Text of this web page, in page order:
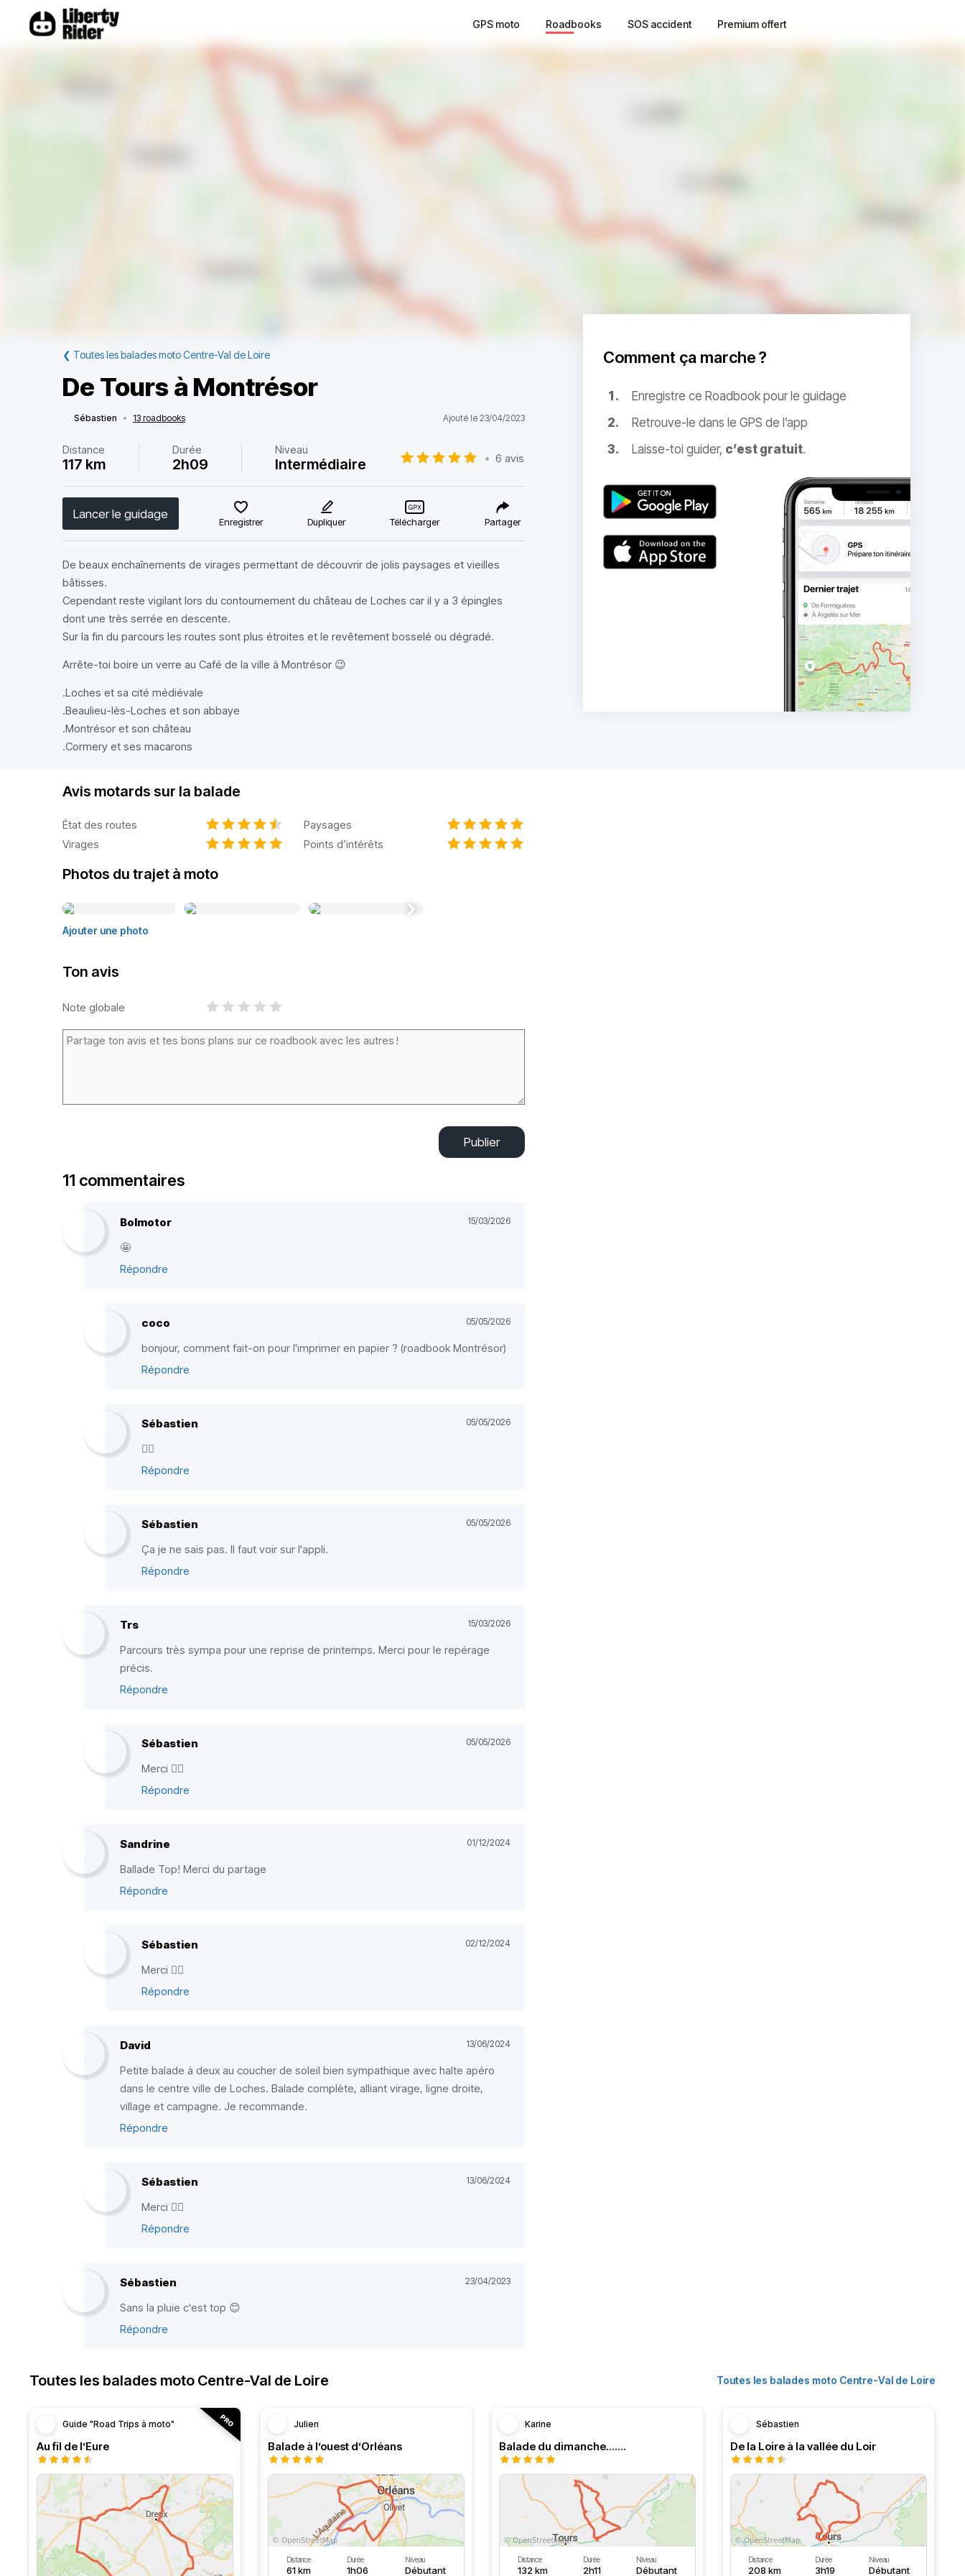
GPS moto Roadbooks SOS accident Premium offert
❮ Toutes les balades moto Centre-Val de Loire
De Tours à Montrésor
Sébastien • 13 roadbooks Ajouté le 23/04/2023
Distance
117 km
Durée
2h09
Niveau
Intermédiaire • 6 avis
Lancer le guidage
Enregistrer Dupliquer Télécharger Partager
De beaux enchaînements de virages permettant de découvrir de jolis paysages et vieilles
bâtisses.
Cependant reste vigilant lors du contournement du château de Loches car il y a 3 épingles
dont une très serrée en descente.
Sur la fin du parcours les routes sont plus étroites et le revêtement bosselé ou dégradé.
Arrête-toi boire un verre au Café de la ville à Montrésor 😉
.Loches et sa cité médiévale
.Beaulieu-lès-Loches et son abbaye
.Montrésor et son château
.Cormery et ses macarons
Comment ça marche ?
Enregistre ce Roadbook pour le guidage
Retrouve-le dans le GPS de l’app
Laisse-toi guider, c’est gratuit.
Avis motards sur la balade
État des routes
Paysages
Virages
Points d’intérêts
Photos du trajet à moto
Ajouter une photo
Ton avis
Note globale
Publier
11 commentaires
Bolmotor 15/03/2026
🤩
Répondre
coco 05/05/2026
bonjour, comment fait-on pour l'imprimer en papier ? (roadbook Montrésor)
Répondre
Sébastien 05/05/2026
✌🏼
Répondre
Sébastien 05/05/2026
Ça je ne sais pas. Il faut voir sur l'appli.
Répondre
Trs 15/03/2026
Parcours très sympa pour une reprise de printemps. Merci pour le repérage
précis.
Répondre
Sébastien 05/05/2026
Merci ✌🏼
Répondre
Sandrine 01/12/2024
Ballade Top! Merci du partage
Répondre
Sébastien 02/12/2024
Merci ✌🏼
Répondre
David 13/06/2024
Petite balade à deux au coucher de soleil bien sympathique avec halte apéro
dans le centre ville de Loches. Balade complète, alliant virage, ligne droite,
village et campagne. Je recommande.
Répondre
Sébastien 13/06/2024
Merci ✌🏼
Répondre
Sébastien 23/04/2023
Sans la pluie c'est top 😊
Répondre
Toutes les balades moto Centre-Val de Loire Toutes les balades moto Centre-Val de Loire
Guide "Road Trips à moto"
Au fil de l’Eure
Julien
Balade à l’ouest d’Orléans
Distance
61 km
Durée
1h06
Niveau
Débutant
Karine
Balade du dimanche.......
Distance
132 km
Durée
2h11
Niveau
Débutant
Sébastien
De la Loire à la vallée du Loir
Distance
208 km
Durée
3h19
Niveau
Débutant